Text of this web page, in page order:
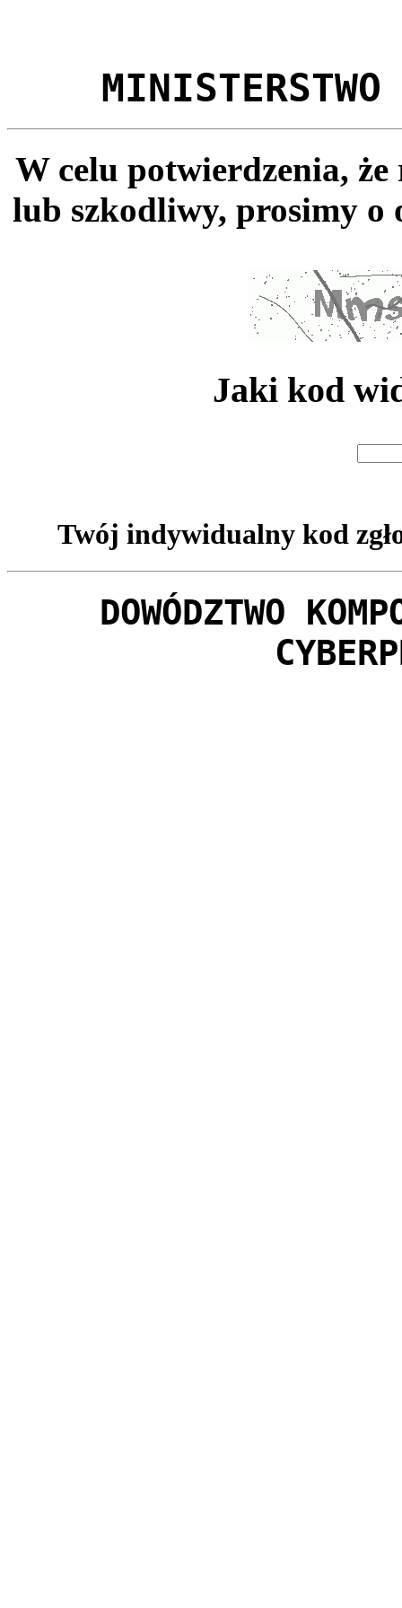
MINISTERSTWO
W celu potwierdzenia,
lub szkodliwy, prosimy o
Jaki kod
Twój indywidualny kod
DOWÓDZTWO